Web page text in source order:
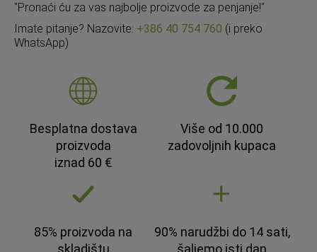
"Pronaći ću za vas najbolje proizvode za penjanje!"
Imate pitanje? Nazovite: +386 40 754 760 (i preko
WhatsApp)
Besplatna dostava
proizvoda
iznad 60 €
Više od 10.000
zadovoljnih kupaca
85% proizvoda na
skladištu
90% narudžbi do 14 sati,
šaljemo isti dan